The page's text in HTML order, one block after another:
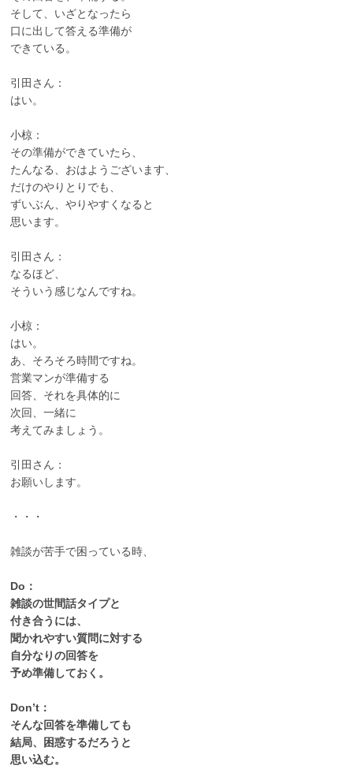
そして、いざとなったら
口に出して答える準備が
できている。
引田さん：
はい。
小椋：
その準備ができていたら、
たんなる、おはようございます、
だけのやりとりでも、
ずいぶん、やりやすくなると
思います。
引田さん：
なるほど、
そういう感じなんですね。
小椋：
はい。
あ、そろそろ時間ですね。
営業マンが準備する
回答、それを具体的に
次回、一緒に
考えてみましょう。
引田さん：
お願いします。
・・・
雑談が苦手で困っている時、
Do：
雑談の世間話タイプと
付き合うには、
聞かれやすい質問に対する
自分なりの回答を
予め準備しておく。
Don’t：
そんな回答を準備しても
結局、困惑するだろうと
思い込む。